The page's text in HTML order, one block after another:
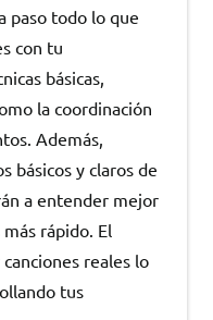
paso todo lo que
con tu
básicas,
la coordinación
Además,
básicos y claros de
a entender mejor
rápido. El
reales lo
tus